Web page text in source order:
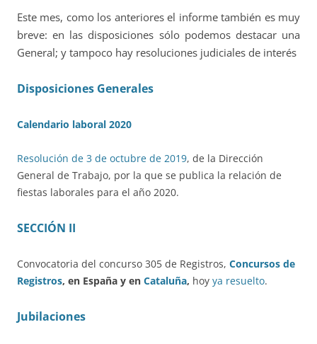
Este mes, como los anteriores el informe también es muy
breve: en las disposiciones sólo podemos destacar una
General; y tampoco hay resoluciones judiciales de interés
Disposiciones Generales
Calendario laboral 2020
Resolución de 3 de octubre de 2019, de la Dirección
General de Trabajo, por la que se publica la relación de
fiestas laborales para el año 2020.
SECCIÓN II
Convocatoria del concurso 305 de Registros, Concursos de
Registros, en España y en Cataluña, hoy ya resuelto.
Jubilaciones